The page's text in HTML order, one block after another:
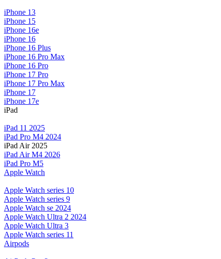
iPhone 13
iPhone 15
iPhone 16e
iPhone 16
iPhone 16 Plus
iPhone 16 Pro Max
iPhone 16 Pro
iPhone 17 Pro
iPhone 17 Pro Max
iPhone 17
iPhone 17e
iPad
iPad 11 2025
iPad Pro M4 2024
iPad Air 2025
iPad Air M4 2026
iPad Pro M5
Apple Watch
Apple Watch series 10
Apple Watch series 9
Apple Watch se 2024
Apple Watch Ultra 2 2024
Apple Watch Ultra 3
Apple Watch series 11
Airpods